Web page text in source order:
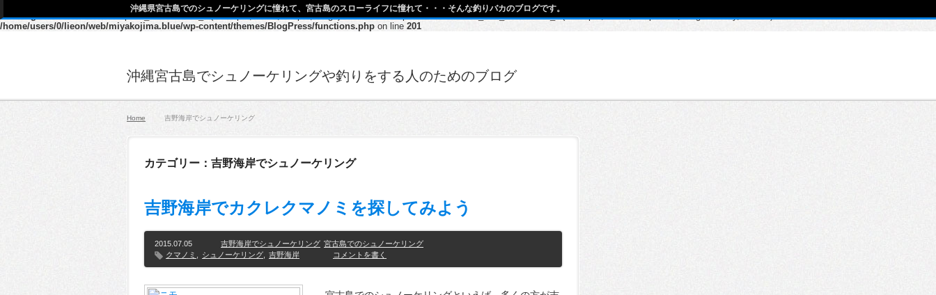
Warning: Declaration of description_walker::start_el(&$output, $item, $depth, $args) should be compatible with Walker_Nav_Menu::start_el(&$output, $item, $depth = 0, $args = Array, $id = 0) in
/home/users/0/lieon/web/miyakojima.blue/wp-content/themes/BlogPress/functions.php on line 201
沖縄宮古島でシュノーケリングや釣りをする人のためのブログ
沖縄県宮古島でのシュノーケリングに憧れて、宮古島のスローライフに憧れて・・・そんな釣りバカのブログです。
Home 吉野海岸でシュノーケリング
カテゴリー：吉野海岸でシュノーケリング
吉野海岸でカクレクマノミを探してみよう
2015.07.05 吉野海岸でシュノーケリング 宮古島でのシュノーケリング
クマノミ
シュノーケリング 吉野海岸 コメントを書く